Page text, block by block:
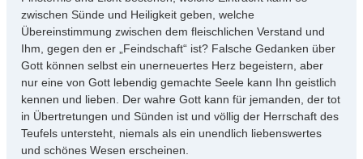
zwischen Sünde und Heiligkeit geben, welche
Übereinstimmung zwischen dem fleischlichen Verstand und
Ihm, gegen den er „Feindschaft“ ist? Falsche Gedanken über
Gott können selbst ein unerneuertes Herz begeistern, aber
nur eine von Gott lebendig gemachte Seele kann Ihn geistlich
kennen und lieben. Der wahre Gott kann für jemanden, der tot
in Übertretungen und Sünden ist und völlig der Herrschaft des
Teufels untersteht, niemals als ein unendlich liebenswertes
und schönes Wesen erscheinen.